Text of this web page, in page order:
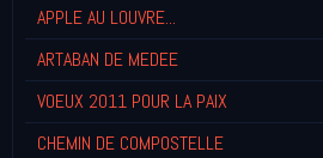
APPLE AU LOUVRE...
ARTABAN DE MEDEE
VOEUX 2011 POUR LA PAIX
CHEMIN DE COMPOSTELLE